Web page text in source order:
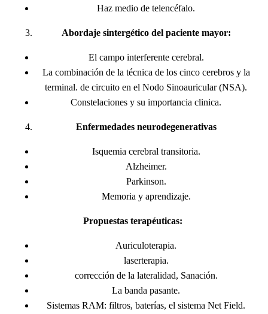
Haz medio de telencéfalo.
Abordaje sintergético del paciente mayor:
El campo interferente cerebral.
La combinación de la técnica de los cinco cerebros y la
terminal. de circuito en el Nodo Sinoauricular (NSA).
Constelaciones y su importancia clinica.
Enfermedades neurodegenerativas
Isquemia cerebral transitoria.
Alzheimer.
Parkinson.
Memoria y aprendizaje.
Propuestas terapéuticas:
Auriculoterapia.
laserterapia.
corrección de la lateralidad, Sanación.
La banda pasante.
Sistemas RAM: filtros, baterías, el sistema Net Field.